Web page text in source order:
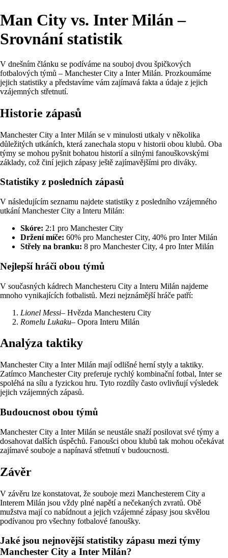
Man City vs. Inter Milán –
Srovnání statistik
V dnešním článku se podíváme na souboj dvou špičkových
fotbalových týmů – Manchester City a Inter Milán. Prozkoumáme
jejich statistiky a představíme vám zajímavá fakta a údaje z jejich
vzájemných střetnutí.
Historie zápasů
Manchester City a Inter Milán se v minulosti utkaly v několika
důležitých utkáních, která zanechala stopu v historii obou klubů. Oba
týmy se mohou pyšnit bohatou historií a silnými fanouškovskými
základy, což činí jejich zápasy ještě zajímavějšími pro diváky.
Statistiky z posledních zápasů
V následujícím seznamu najdete statistiky z posledního vzájemného
utkání Manchester City a Interu Milán:
Skóre: 2:1 pro Manchester City
Držení míče: 60% pro Manchester City, 40% pro Inter Milán
Střely na branku: 8 pro Manchester City, 4 pro Inter Milán
Nejlepší hráči obou týmů
V současných kádrech Manchesteru City a Interu Milán najdeme
mnoho vynikajících fotbalistů. Mezi nejznámější hráče patří:
Lionel Messi– Hvězda Manchesteru City
Romelu Lukaku– Opora Interu Milán
Analýza taktiky
Manchester City a Inter Milán mají odlišné herní styly a taktiky.
Zatímco Manchester City preferuje rychlý kombinační fotbal, Inter se
spoléhá na sílu a fyzickou hru. Tyto rozdíly často ovlivňují výsledek
jejich vzájemných zápasů.
Budoucnost obou týmů
Manchester City a Inter Milán se neustále snaží posilovat své týmy a
dosahovat dalších úspěchů. Fanoušci obou klubů tak mohou očekávat
zajímavé souboje a napínavá střetnutí v budoucnosti.
Závěr
V závěru lze konstatovat, že souboje mezi Manchesterem City a
Interem Milán jsou vždy plné napětí a nečekaných zvratů. Obě
mužstva mají co nabídnout a jejich vzájemné zápasy jsou skvělou
podívanou pro všechny fotbalové fanoušky.
Jaké jsou nejnovější statistiky zápasu mezi týmy
Manchester City a Inter Milán?